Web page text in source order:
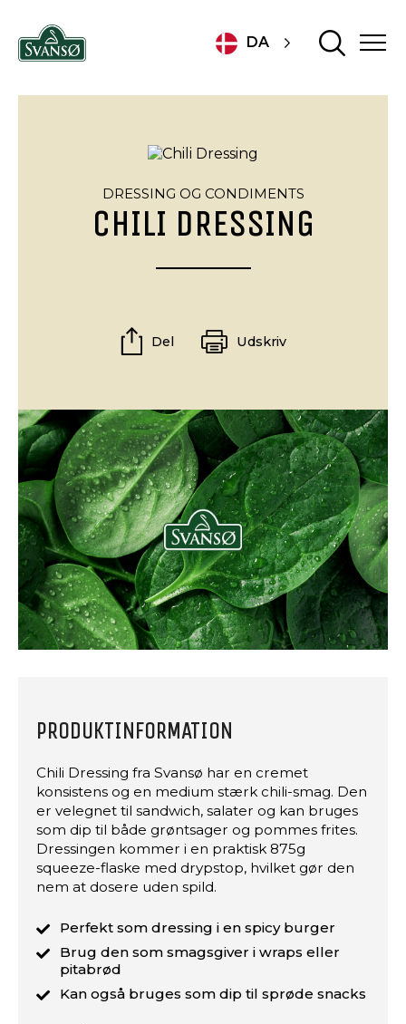
DA
DRESSING OG CONDIMENTS
CHILI DRESSING
Del Udskriv
PRODUKTINFORMATION
Chili Dressing fra Svansø har en cremet
konsistens og en medium stærk chili-smag. Den
er velegnet til sandwich, salater og kan bruges
som dip til både grøntsager og pommes frites.
Dressingen kommer i en praktisk 875g
squeeze-flaske med drypstop, hvilket gør den
nem at dosere uden spild.
Perfekt som dressing i en spicy burger
Brug den som smagsgiver i wraps eller
pitabrød
Kan også bruges som dip til sprøde snacks